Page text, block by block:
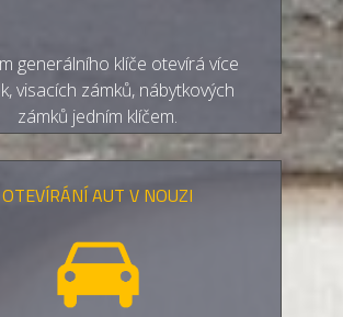
generálního klíče otevírá více
visacích zámků, nábytkových
zámků jedním klíčem.
OTEVÍRÁNÍ AUT V NOUZI